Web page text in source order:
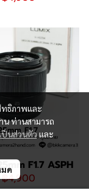
F1.7 ASPH
฿4,900
ทธิภาพและ
น ท่านสามารถ
ป็นส่วนตัวและ
ด